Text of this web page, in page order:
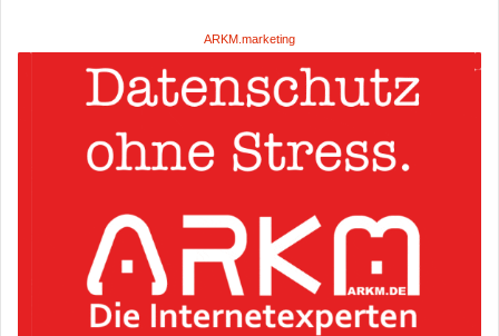
ARKM.marketing